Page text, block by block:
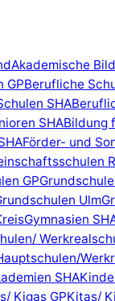
Akademische
GPBerufliche
SHA
SHABildung
Förder- und
GP
Ulm
Gymnasien
SHA
Kigas GPKitas/